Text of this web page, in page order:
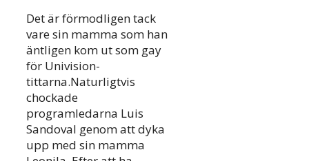
Det är förmodligen tack
vare sin mamma som han
äntligen kom ut som gay
för Univision-
tittarna.Naturligtvis
chockade
programledarna Luis
Sandoval genom att dyka
upp med sin mamma